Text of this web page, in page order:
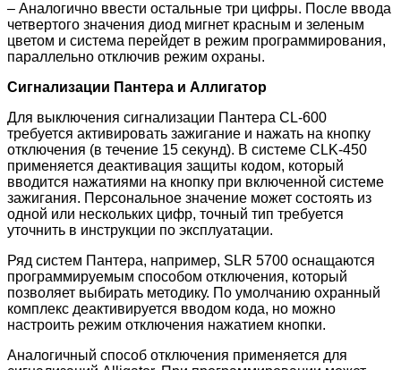
– Аналогично ввести остальные три цифры. После ввода
четвертого значения диод мигнет красным и зеленым
цветом и система перейдет в режим программирования,
параллельно отключив режим охраны.
Сигнализации Пантера и Аллигатор
Для выключения сигнализации Пантера CL-600
требуется активировать зажигание и нажать на кнопку
отключения (в течение 15 секунд). В системе CLK-450
применяется деактивация защиты кодом, который
вводится нажатиями на кнопку при включенной системе
зажигания. Персональное значение может состоять из
одной или нескольких цифр, точный тип требуется
уточнить в инструкции по эксплуатации.
Ряд систем Пантера, например, SLR 5700 оснащаются
программируемым способом отключения, который
позволяет выбирать методику. По умолчанию охранный
комплекс деактивируется вводом кода, но можно
настроить режим отключения нажатием кнопки.
Аналогичный способ отключения применяется для